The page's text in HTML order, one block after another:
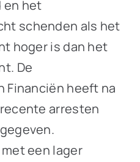
en het
schenden als het
hoger is dan het
De
Financiën heeft na
arresten
een lager